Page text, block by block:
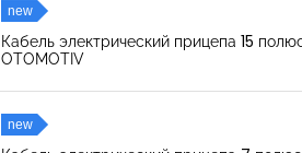
new
Кабель электрический прицепа 15
OTOMOTIV
new